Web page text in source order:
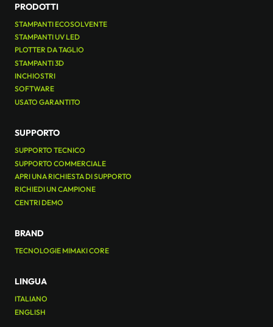
PRODOTTI
STAMPANTI ECOSOLVENTE
STAMPANTI UV LED
PLOTTER DA TAGLIO
STAMPANTI 3D
INCHIOSTRI
SOFTWARE
USATO GARANTITO
SUPPORTO
SUPPORTO TECNICO
SUPPORTO COMMERCIALE
APRI UNA RICHIESTA DI SUPPORTO
RICHIEDI UN CAMPIONE
CENTRI DEMO
BRAND
TECNOLOGIE MIMAKI CORE
LINGUA
ITALIANO
ENGLISH